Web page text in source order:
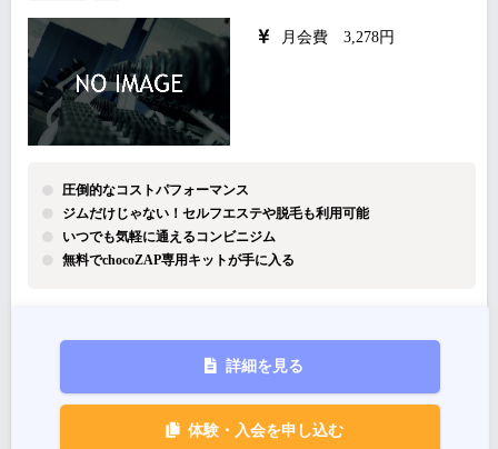
月会費 3,278円
圧倒的なコストパフォーマンス
ジムだけじゃない！セルフエステや脱毛も利用可能
いつでも気軽に通えるコンビニジム
無料でchocoZAP専用キットが手に入る
詳細を見る
体験・入会を申し込む